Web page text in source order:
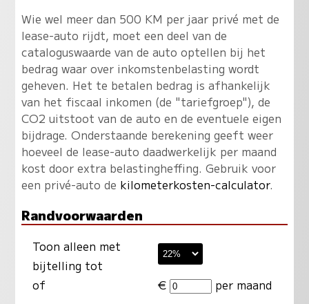
Wie wel meer dan 500 KM per jaar privé met de
lease-auto rijdt, moet een deel van de
cataloguswaarde van de auto optellen bij het
bedrag waar over inkomstenbelasting wordt
geheven. Het te betalen bedrag is afhankelijk
van het fiscaal inkomen (de "tariefgroep"), de
CO2 uitstoot van de auto en de eventuele eigen
bijdrage. Onderstaande berekening geeft weer
hoeveel de lease-auto daadwerkelijk per maand
kost door extra belastingheffing. Gebruik voor
een privé-auto de kilometerkosten-calculator.
Randvoorwaarden
Toon alleen met
bijtelling tot
of
€ per maand